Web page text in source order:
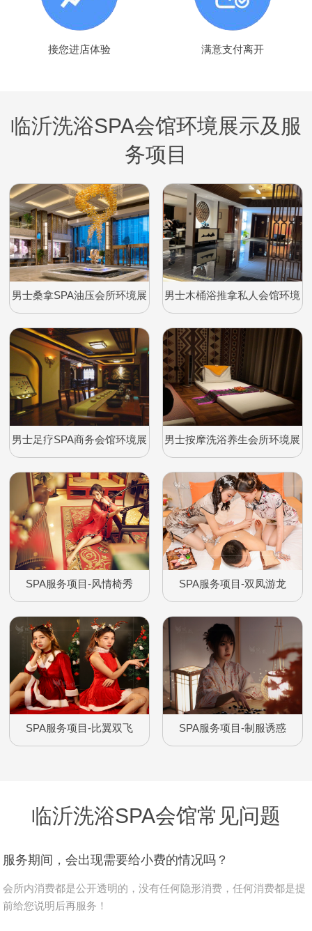
接您进店体验 满意支付离开
临沂洗浴SPA会馆环境展示及服
务项目
男士桑拿SPA油压会所环境展
示
男士木桶浴推拿私人会馆环境
展示
男士足疗SPA商务会馆环境展
示
男士按摩洗浴养生会所环境展
示
SPA服务项目-风情椅秀 SPA服务项目-双凤游龙
SPA服务项目-比翼双飞 SPA服务项目-制服诱惑
临沂洗浴SPA会馆常见问题
服务期间，会出现需要给小费的情况吗？
会所内消费都是公开透明的，没有任何隐形消费，任何消费都是提
前给您说明后再服务！